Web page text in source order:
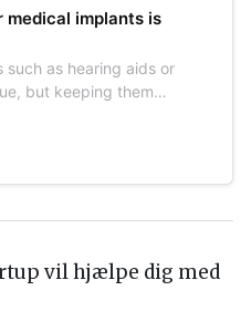
implants is
as hearing aids or
but keeping them
to replace depleted
are putting forward a
vil hjælpe dig med